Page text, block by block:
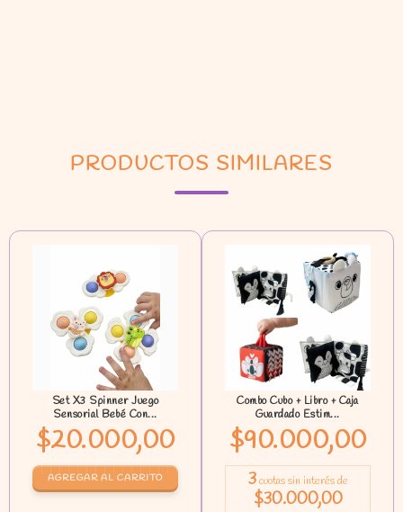
PRODUCTOS SIMILARES
Set X3 Spinner Juego
Sensorial Bebé Con...
$20.000,00
Combo Cubo + Libro + Caja
Guardado Estim...
$90.000,00
3 cuotas sin interés de
$30.000,00